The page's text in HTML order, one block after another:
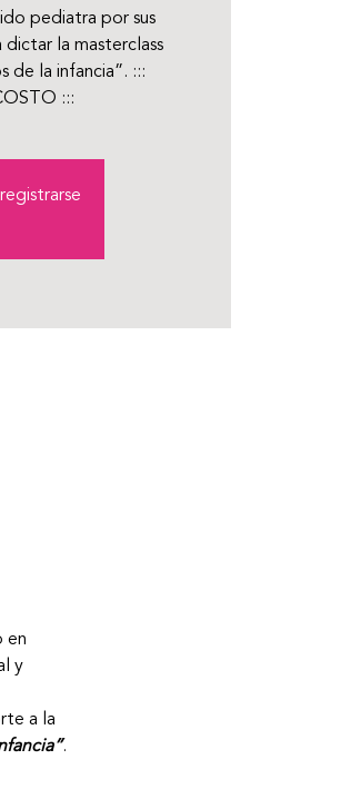
pediatra por sus
la masterclass
de la infancia”. :::
:::
en
y
a la
.